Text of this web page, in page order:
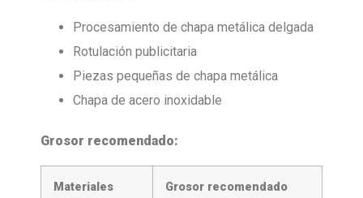
Procesamiento de chapa metálica delgada
Rotulación publicitaria
Piezas pequeñas de chapa metálica
Chapa de acero inoxidable
Grosor recomendado:
Materiales Grosor recomendado